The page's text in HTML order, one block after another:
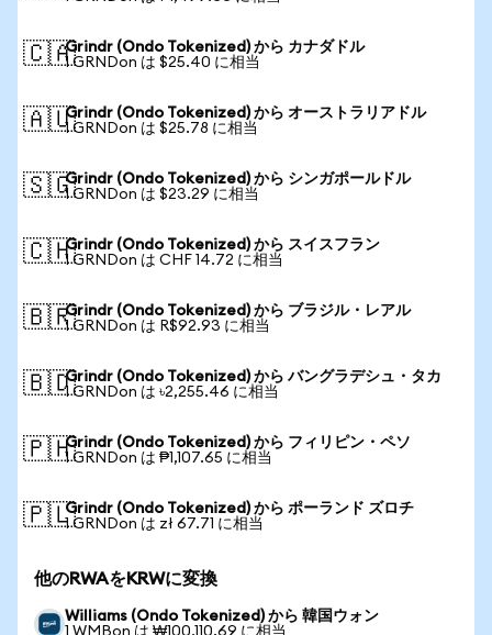
🇨🇦Grindr (Ondo Tokenized) から カナダドル
1 GRNDon は $25.40 に相当
🇦🇺Grindr (Ondo Tokenized) から オーストラリアドル
1 GRNDon は $25.78 に相当
🇸🇬Grindr (Ondo Tokenized) から シンガポールドル
1 GRNDon は $23.29 に相当
🇨🇭Grindr (Ondo Tokenized) から スイスフラン
1 GRNDon は CHF 14.72 に相当
🇧🇷Grindr (Ondo Tokenized) から ブラジル・レアル
1 GRNDon は R$92.93 に相当
🇧🇩Grindr (Ondo Tokenized) から バングラデシュ・タカ
1 GRNDon は ৳2,255.46 に相当
🇵🇭Grindr (Ondo Tokenized) から フィリピン・ペソ
1 GRNDon は ₱1,107.65 に相当
🇵🇱Grindr (Ondo Tokenized) から ポーランド ズロチ
1 GRNDon は zł 67.71 に相当
他のRWAをKRWに変換
Williams (Ondo Tokenized) から 韓国ウォン
1 WMBon は ₩100,110.69 に相当